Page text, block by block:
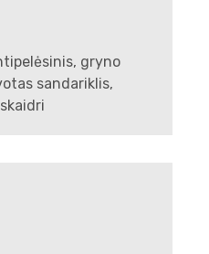
gryno
sandariklis,